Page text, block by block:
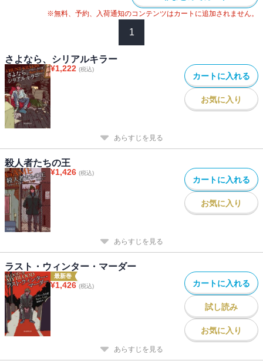
※無料、予約、入荷通知のコンテンツはカートに追加されません。
1
さよなら、シリアルキラー
¥1,222 (税込)
カートに入れる
お気に入り
あらすじを見る
殺人者たちの王
¥1,426 (税込)
カートに入れる
お気に入り
あらすじを見る
ラスト・ウィンター・マーダー
最新巻
¥1,426 (税込) カートに入れる
試し読み
お気に入り
あらすじを見る